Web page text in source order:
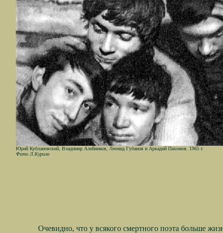
Юрий Кублановский, Владимир Алейников, Леонид Губанов и Аркадий Пахомов. 1965 г.
Фото Л.Курило
Очевидно, что у всякого смертного поэта больше